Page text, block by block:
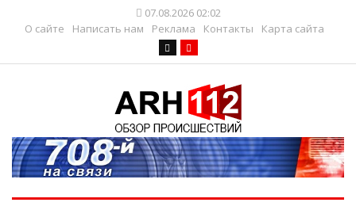
07.08.2026 02:02
О сайте
Написать нам Реклама Контакты Карта сайта